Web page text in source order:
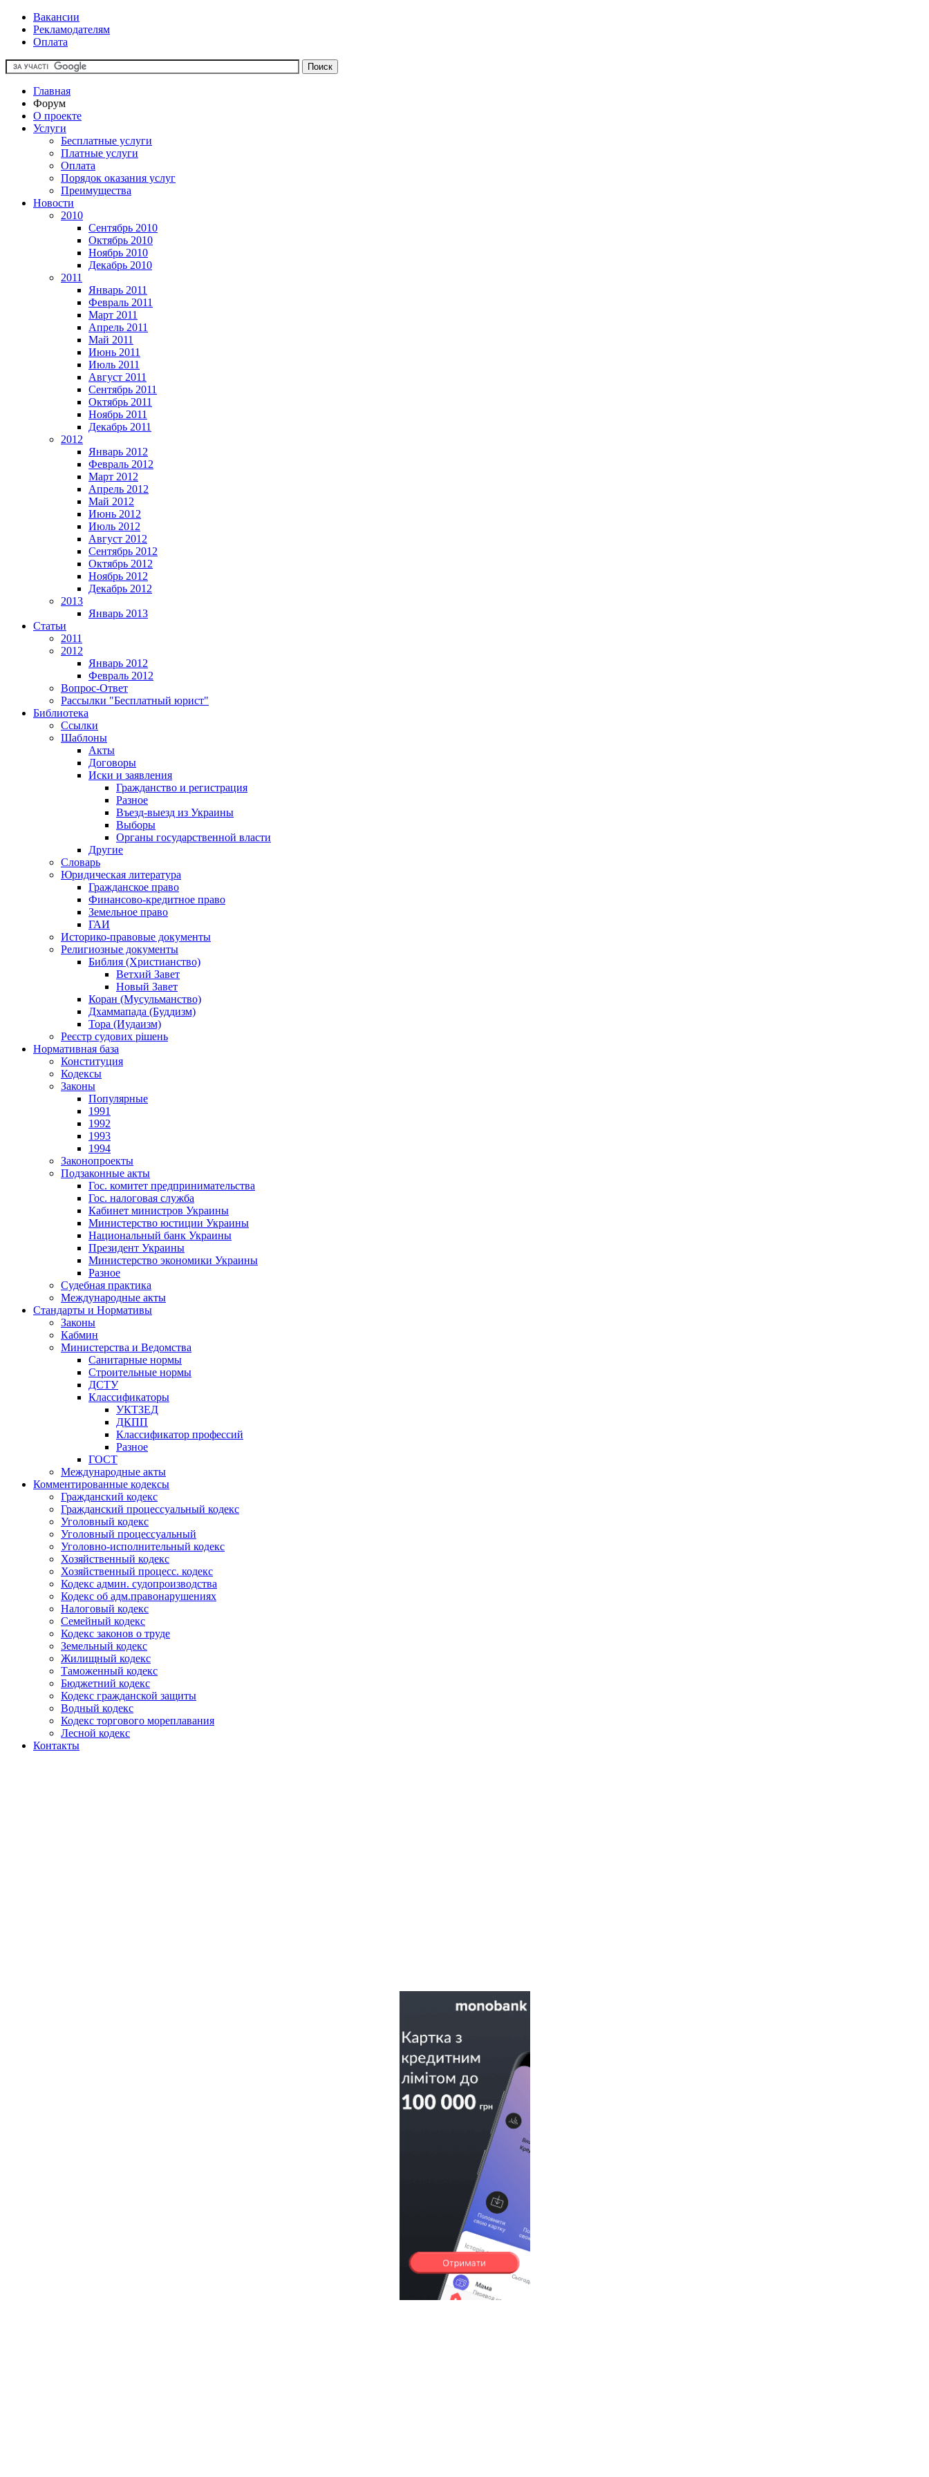
Вакансии
Рекламодателям
Оплата
Главная
Форум
О проекте
Услуги
Бесплатные услуги
Платные услуги
Оплата
Порядок оказания услуг
Преимущества
Новости
2010
Сентябрь 2010
Октябрь 2010
Ноябрь 2010
Декабрь 2010
2011
Январь 2011
Февраль 2011
Март 2011
Апрель 2011
Май 2011
Июнь 2011
Июль 2011
Август 2011
Сентябрь 2011
Октябрь 2011
Ноябрь 2011
Декабрь 2011
2012
Январь 2012
Февраль 2012
Март 2012
Апрель 2012
Май 2012
Июнь 2012
Июль 2012
Август 2012
Сентябрь 2012
Октябрь 2012
Ноябрь 2012
Декабрь 2012
2013
Январь 2013
Статьи
2011
2012
Январь 2012
Февраль 2012
Вопрос-Ответ
Рассылки "Бесплатный юрист"
Библиотека
Ссылки
Шаблоны
Акты
Договоры
Иски и заявления
Гражданство и регистрация
Разное
Въезд-выезд из Украины
Выборы
Органы государственной власти
Другие
Словарь
Юридическая литература
Гражданское право
Финансово-кредитное право
Земельное право
ГАИ
Историко-правовые документы
Религиозные документы
Библия (Христианство)
Ветхий Завет
Новый Завет
Коран (Мусульманство)
Дхаммапада (Буддизм)
Тора (Иудаизм)
Реєстр судових рішень
Нормативная база
Конституция
Кодексы
Законы
Популярные
1991
1992
1993
1994
Законопроекты
Подзаконные акты
Гос. комитет предпринимательства
Гос. налоговая служба
Кабинет министров Украины
Министерство юстиции Украины
Национальный банк Украины
Президент Украины
Министерство экономики Украины
Разное
Судебная практика
Международные акты
Стандарты и Нормативы
Законы
Кабмин
Министерства и Ведомства
Санитарные нормы
Строительные нормы
ДСТУ
Классификаторы
УКТЗЕД
ДКПП
Классификатор профессий
Разное
ГОСТ
Международные акты
Комментированные кодексы
Гражданский кодекс
Гражданский процессуальный кодекс
Уголовный кодекс
Уголовный процессуальный
Уголовно-исполнительный кодекс
Хозяйственный кодекс
Хозяйственный процесс. кодекс
Кодекс админ. судопроизводства
Кодекс об адм.правонарушениях
Налоговый кодекс
Семейный кодекс
Кодекс законов о труде
Земельный кодекс
Жилищный кодекс
Таможенный кодекс
Бюджетний кодекс
Кодекс гражданской защиты
Водный кодекс
Кодекс торгового мореплавания
Лесной кодекс
Контакты